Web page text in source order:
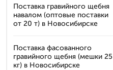
Поставка гравийного щебня
навалом (оптовые поставки
от 20 т) в Новосибирске
Поставка фасованного
гравийного щебня (мешки 25
кг) в Новосибирске